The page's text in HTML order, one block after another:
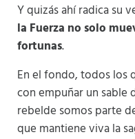
Y quizás ahí radica su
la Fuerza no solo
fortunas.
En el fondo, todos los
con empuñar un sable
rebelde somos parte
que mantiene viva la